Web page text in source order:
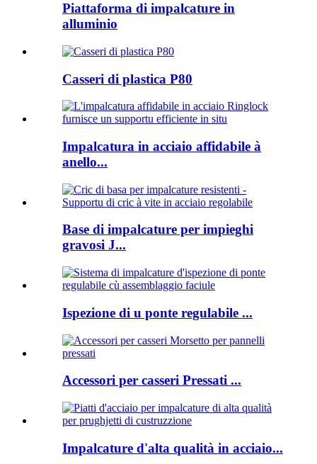
Piattaforma di impalcature in
alluminio
Casseri di plastica P80
Impalcatura in acciaio affidabile à
anello...
Base di impalcature per impieghi
gravosi J...
Ispezione di u ponte regulabile ...
Accessori per casseri Pressati ...
Impalcature d'alta qualità in acciaio...